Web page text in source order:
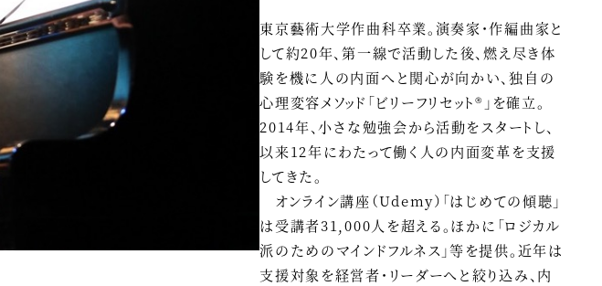
東京藝術大学作曲科卒業。演奏家・作編曲家と
して約20年、第一線で活動した後、燃え尽き体
験を機に人の内面へと関心が向かい、独自の
心理変容メソッド「ビリーフリセット®」を確立。
2014年、小さな勉強会から活動をスタートし、
以来12年にわたって働く人の内面変革を支援
してきた。
オンライン講座（Udemy）「はじめての傾聴」
は受講者31,000人を超える。ほかに「ロジカル
派のためのマインドフルネス」等を提供。近年は
支援対象を経営者・リーダーへと絞り込み、内